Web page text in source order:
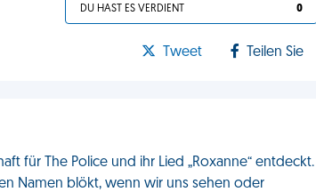
DU HAST ES VERDIENT 0
Tweet Teilen Sie
für The Police und ihr Lied „Roxanne“ entdeckt.
Namen blökt, wenn wir uns sehen oder